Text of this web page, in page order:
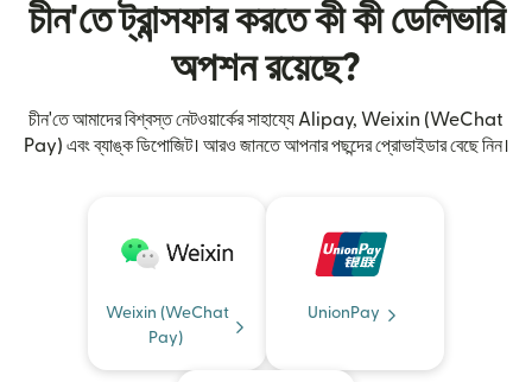
চীন'তে ট্রান্সফার করতে কী কী ডেলিভারি
অপশন রয়েছে?
চীন'তে আমাদের বিশ্বস্ত নেটওয়ার্কের সাহায্যে Alipay, Weixin (WeChat
Pay) এবং ব্যাঙ্ক ডিপোজিট। আরও জানতে আপনার পছন্দের প্রোভাইডার বেছে নিন।
Weixin (WeChat
Pay)
UnionPay